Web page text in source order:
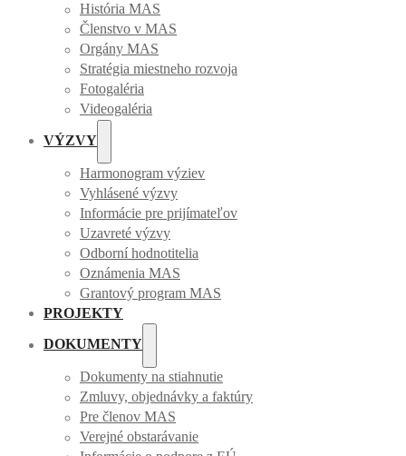
História MAS
Členstvo v MAS
Orgány MAS
Stratégia miestneho rozvoja
Fotogaléria
Videogaléria
VÝZVY
Harmonogram výziev
Vyhlásené výzvy
Informácie pre prijímateľov
Uzavreté výzvy
Odborní hodnotitelia
Oznámenia MAS
Grantový program MAS
PROJEKTY
DOKUMENTY
Dokumenty na stiahnutie
Zmluvy, objednávky a faktúry
Pre členov MAS
Verejné obstarávanie